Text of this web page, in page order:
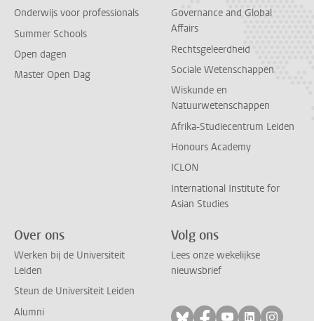
Onderwijs voor professionals
Summer Schools
Open dagen
Master Open Dag
Governance and Global
Affairs
Rechtsgeleerdheid
Sociale Wetenschappen
Wiskunde en
Natuurwetenschappen
Afrika-Studiecentrum Leiden
Honours Academy
ICLON
International Institute for
Asian Studies
Over ons
Werken bij de Universiteit
Leiden
Steun de Universiteit Leiden
Alumni
Volg ons
Lees onze wekelijkse
nieuwsbrief
Volg ons op bluesky
Volg ons op
Volg ons op
Volg ons
Volg